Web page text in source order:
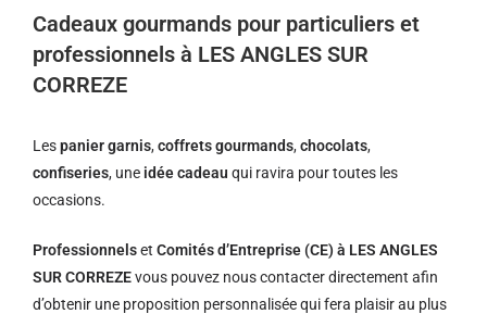
Cadeaux gourmands pour particuliers et
professionnels à LES ANGLES SUR
CORREZE
Lespanier garnis,coffrets gourmands,chocolats,
confiseries, une idée cadeau qui ravira pour toutes les
occasions.
Professionnelset Comités d’Entreprise (CE) à LES ANGLES
SUR CORREZEvous pouvez nous contacter directement afin
d’obtenir une proposition personnalisée qui fera plaisir au plus